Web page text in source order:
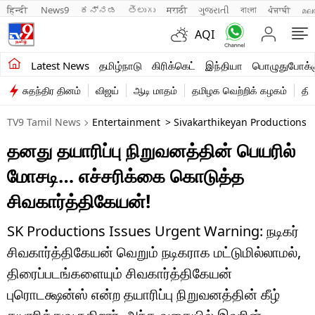
हिन्दी News9 ಕನ್ನಡ తెలుగు मराठी ગુજરાતી বাংলা ਪੰਜਾਬੀ
AQI
Latest News தமிழ்நாடு கிரிக்கெட் இந்தியா
சமீபத்திய செய்திகள்
தமிழ்நாடு
இந்தியா
உலகம்
விளையாட்டு
பொழுதுபோக்கு
லைஃப்ஸ்டைல்
வணிகம்
சுதந்திர தினம் விஜய் ஆடி மாதம் தமிழக வெற்றிக் கழகம்
TV9 Tamil News Entertainment > Sivakarthikeyan Productions
தனது தயாரிப்பு நிறுவனத்தின் பெயரில்
மோசடி… எச்சரிக்கை கொடுத்த
சிவகார்த்திகேயன்!
SK Productions Issues Urgent Warning: நடிகர்
சிவகார்த்திகேயன் வெறும் நடிகராக மட்டுமில்லாமல்,
திரைப்படங்களையும் சிவகார்த்திகேயன்
புரொடக்ஷன்ஸ் என்ற தயாரிப்பு நிறுவனத்தின் கீழ்